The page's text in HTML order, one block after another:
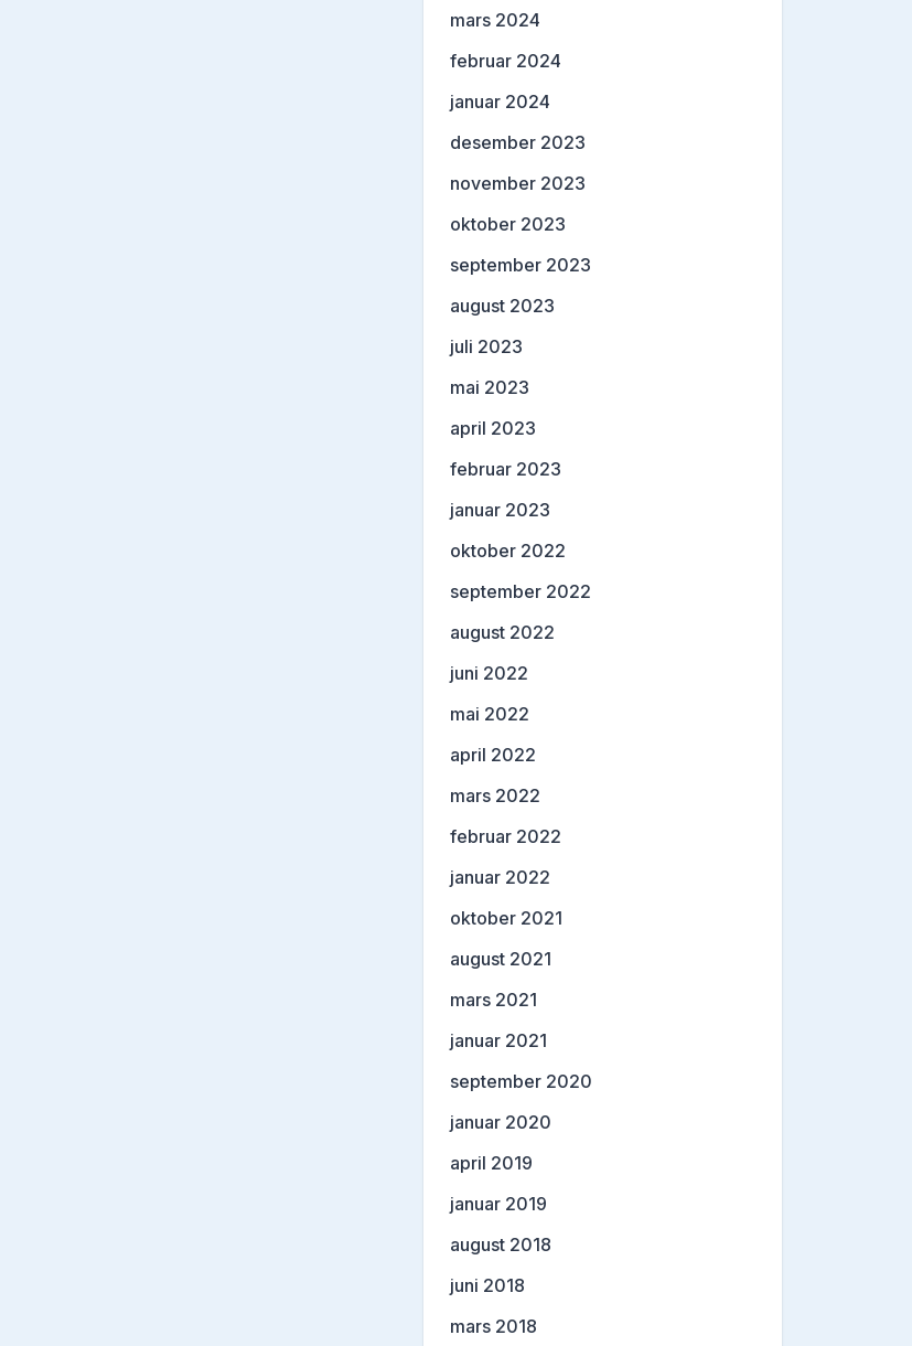
mars 2024
februar 2024
januar 2024
desember 2023
november 2023
oktober 2023
september 2023
august 2023
juli 2023
mai 2023
april 2023
februar 2023
januar 2023
oktober 2022
september 2022
august 2022
juni 2022
mai 2022
april 2022
mars 2022
februar 2022
januar 2022
oktober 2021
august 2021
mars 2021
januar 2021
september 2020
januar 2020
april 2019
januar 2019
august 2018
juni 2018
mars 2018